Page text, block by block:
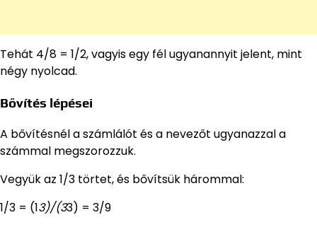
Tehát 4/8 = 1/2, vagyis egy fél ugyanannyit jelent, mint
négy nyolcad.
Bővítés lépései
A bővítésnél a számlálót és a nevezőt ugyanazzal a
számmal megszorozzuk.
Vegyük az 1/3 törtet, és bővítsük hárommal:
1/3 = (13)/(33) = 3/9